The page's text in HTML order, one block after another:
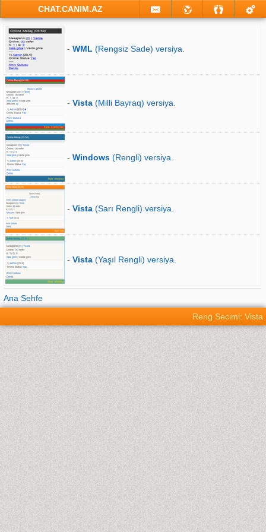
CHAT.CANIM.AZ
- WML (Rengsiz Sade) versiya.
- Vista (Milli Bayraq) versiya.
- Windows (Rengli) versiya.
- Vista (Sarı Rengli) versiya.
- Vista (Yaşıl Rengli) versiya.
Ana Sehfe
Reng Secimi: Vista